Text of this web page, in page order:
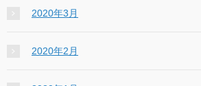
2020年3月
2020年2月